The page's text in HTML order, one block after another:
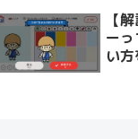
【
ー
い方